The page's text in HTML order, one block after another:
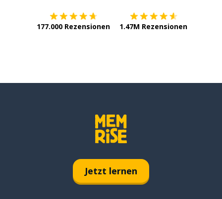
177.000 Rezensionen 1.47M Rezensionen
Jetzt lernen